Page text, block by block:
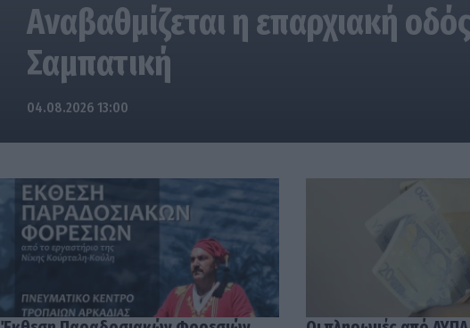
Αναβαθμίζεται η επαρχιακή
Σαμπατική
04.08.2026 13:00